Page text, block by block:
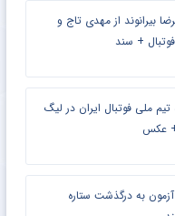
بیرانوند از مهدی تاج و
+ سند
ملی فوتبال ایران در لیگ
عکس
به درگذشت ستاره